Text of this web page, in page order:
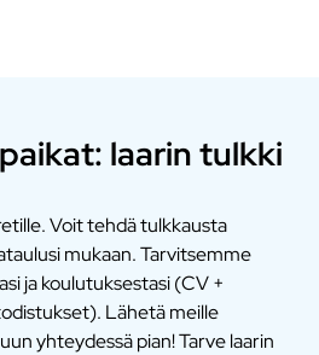
laarin tulkki
Voit tehdä tulkkausta
mukaan. Tarvitsemme
ja koulutuksestasi (CV +
Lähetä meille
yhteydessä pian! Tarve laarin